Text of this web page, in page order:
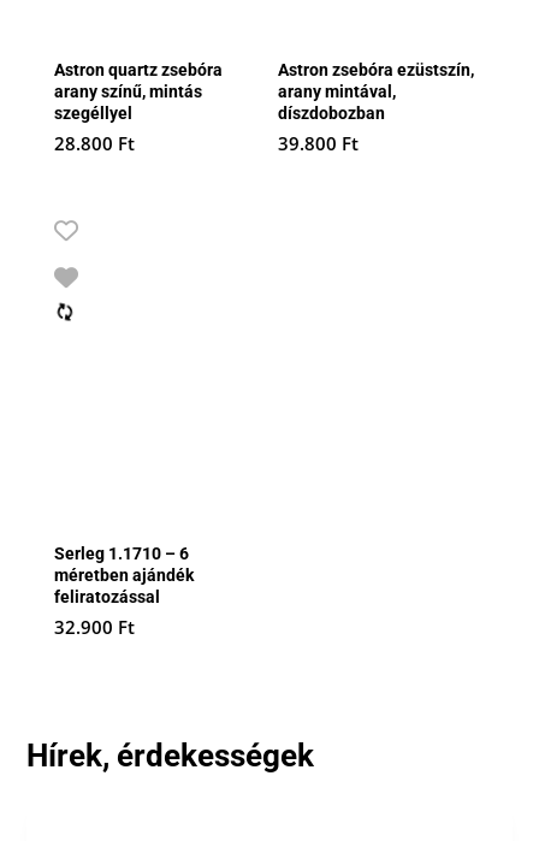
Astron quartz zsebóra
arany színű, mintás
szegéllyel
28.800 Ft
Astron zsebóra ezüstszín,
arany mintával,
díszdobozban
39.800 Ft
Serleg 1.1710 – 6
méretben ajándék
feliratozással
32.900 Ft
Hírek, érdekességek